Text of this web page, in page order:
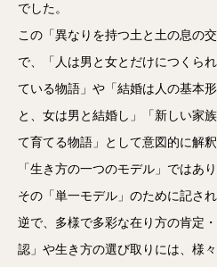
でした。
この「異なりを持つ土と土の息の
で、「人は男と女とだけにつくら
ている物語」や「結婚は人の基本
と、女は男と結婚し」「新しい家
て育てる物語」として意図的に解
「生き方の一つのモデル」ではあ
その「単一モデル」のために記さ
逆で、多様で多彩な在り方の肯定
認」や生き方の選び取りには、様